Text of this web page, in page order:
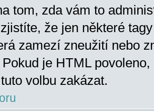
tom, zda vám to
že jen některé
zamezí zneužití nebo
je HTML
volbu zakázat.